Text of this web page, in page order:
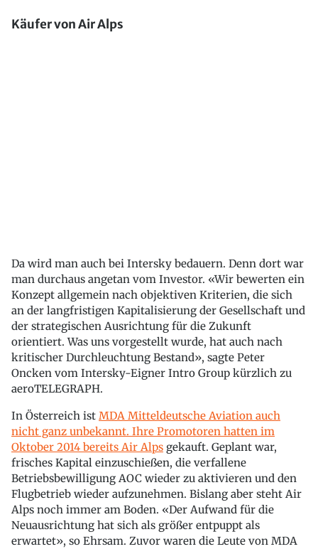
Käufer von Air Alps
Da wird man auch bei Intersky bedauern. Denn dort war
man durchaus angetan vom Investor. «Wir bewerten ein
Konzept allgemein nach objektiven Kriterien, die sich
an der langfristigen Kapitalisierung der Gesellschaft und
der strategischen Ausrichtung für die Zukunft
orientiert. Was uns vorgestellt wurde, hat auch nach
kritischer Durchleuchtung Bestand», sagte Peter
Oncken vom Intersky-Eigner Intro Group kürzlich zu
aeroTELEGRAPH.
In Österreich ist MDA Mitteldeutsche Aviation auch
nicht ganz unbekannt. Ihre Promotoren hatten im
Oktober 2014 bereits Air Alps gekauft. Geplant war,
frisches Kapital einzuschießen, die verfallene
Betriebsbewilligung AOC wieder zu aktivieren und den
Flugbetrieb wieder aufzunehmen. Bislang aber steht Air
Alps noch immer am Boden. «Der Aufwand für die
Neuausrichtung hat sich als größer entpuppt als
erwartet», so Ehrsam. Zuvor waren die Leute von MDA